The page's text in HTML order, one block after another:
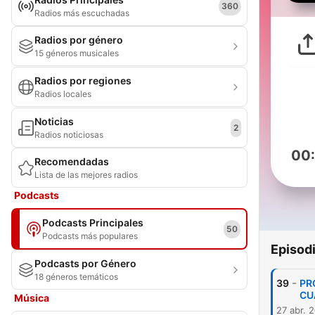
Radios más escuchadas
360
Radios por género
15 géneros musicales
Radios por regiones
Radios locales
Noticias
Radios noticiosas
2
Recomendadas
Lista de las mejores radios
Podcasts
Podcasts Principales
Podcasts más populares
50
Podcasts por Género
18 géneros temáticos
Música
39 -
27 abr.